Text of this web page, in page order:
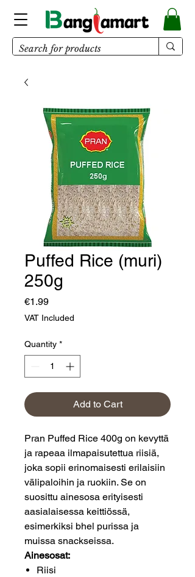
Puffed Rice (muri)
250g
€1.99Price
VAT Included
Quantity *
Add to Cart
Pran Puffed Rice 400g on kevyttä
ja rapeaa ilmapaisutettua riisiä,
joka sopii erinomaisesti erilaisiin
välipaloihin ja ruokiin. Se on
suosittu ainesosa erityisesti
aasialaisessa keittiössä,
esimerkiksi bhel purissa ja
muissa snackseissa.
Ainesosat:
Riisi